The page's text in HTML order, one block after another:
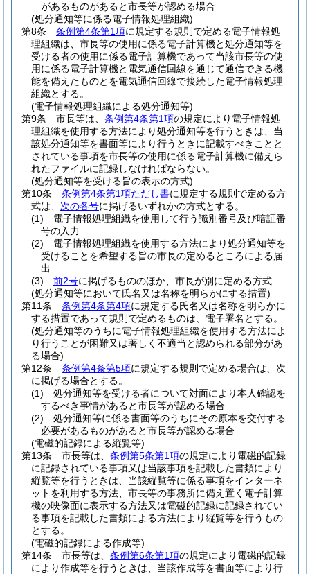
があるものがあると市長等が認める場合
(処分通知等に係る電子情報処理組織)
第8条
条例第4条第1項に規定する規則で定める電子情報処
理組織は、市長等の使用に係る電子計算機と処分通知等を
受ける者の使用に係る電子計算機であって当該市長等の使
用に係る電子計算機と電気通信回線を通じて通信できる機
能を備えたものとを電気通信回線で接続した電子情報処理
組織とする。
(電子情報処理組織による処分通知等)
第9条
市長等は、 条例第4条第1項の規定により電子情報処
理組織を使用する方法により処分通知等を行うときは、当
該処分通知等を書面等により行うときに記載すべきことと
されている事項を市長等の使用に係る電子計算機に備えら
れたファイルに記録しなければならない。
(処分通知等を受ける旨の表示の方式)
第10条
条例第4条第1項ただし書に規定する規則で定める方
式は、 次の各号に掲げるいずれかの方式とする。
(1)
電子情報処理組織を使用して行う識別番号及び暗証番
号の入力
(2)
電子情報処理組織を使用する方法により処分通知等を
受けることを希望する旨の市長の定めるところによる届
出
(3)
前2号に掲げるもののほか、市長が別に定める方式
(処分通知等において氏名又は名称を明らかにする措置)
第11条
条例第4条第4項に規定する氏名又は名称を明らかに
する措置であって規則で定めるものは、電子署名とする。
(処分通知等のうちに電子情報処理組織を使用する方法によ
り行うことが困難又は著しく不適当と認められる部分があ
る場合)
第12条
条例第4条第5項に規定する規則で定める場合は、次
に掲げる場合とする。
(1)
処分通知等を受ける者について対面により本人確認を
するべき事情があると市長等が認める場合
(2)
処分通知等に係る書面等のうちにその原本を交付する
必要があるものがあると市長等が認める場合
(電磁的記録による縦覧等)
第13条
市長等は、 条例第5条第1項の規定により電磁的記録
に記録されている事項又は当該事項を記載した書類により
縦覧等を行うときは、当該縦覧等に係る事項をインターネ
ットを利用する方法、市長等の事務所に備え置く電子計算
機の映像面に表示する方法又は電磁的記録に記録されてい
る事項を記載した書類による方法により縦覧等を行うもの
とする。
(電磁的記録による作成等)
第14条
市長等は、 条例第6条第1項の規定により電磁的記録
により作成等を行うときは、当該作成等を書面等により行